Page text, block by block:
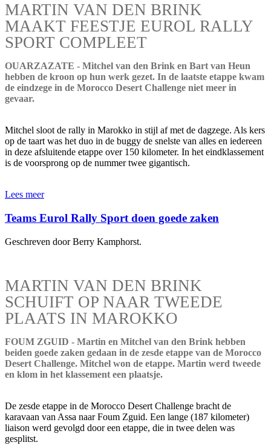
MARTIN VAN DEN BRINK
MAAKT FEESTJE EUROL RALLY
SPORT COMPLEET
OUARZAZATE - Mitchel van den Brink en Bart van Heun
hebben de kroon op hun werk gezet. In de laatste etappe kwam
de eindzege in de Morocco Desert Challenge niet meer in
gevaar.
Mitchel sloot de rally in Marokko in stijl af met de dagzege. Als kers
op de taart was het duo in de buggy de snelste van alles en iedereen
in deze afsluitende etappe over 150 kilometer. In het eindklassement
is de voorsprong op de nummer twee gigantisch.
Lees meer
Teams Eurol Rally Sport doen goede zaken
Geschreven door Berry Kamphorst.
MARTIN VAN DEN BRINK
SCHUIFT OP NAAR TWEEDE
PLAATS IN MAROKKO
FOUM ZGUID - Martin en Mitchel van den Brink hebben
beiden goede zaken gedaan in de zesde etappe van de Morocco
Desert Challenge. Mitchel won de etappe. Martin werd tweede
en klom in het klassement een plaatsje.
De zesde etappe in de Morocco Desert Challenge bracht de
karavaan van Assa naar Foum Zguid. Een lange (187 kilometer)
liaison werd gevolgd door een etappe, die in twee delen was
gesplitst.